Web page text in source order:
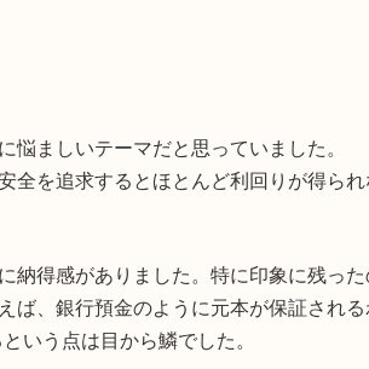
悩ましいテーマだと思っていました。
を追求するとほとんど利回りが得ら
得感がありました。特に印象に残っ
、銀行預金のように元本が保証され
いう点は目から鱗でした。